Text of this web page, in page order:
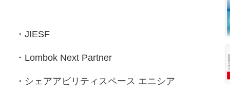
・ JIESF
・ Lombok Next Partner
・ シェアアビリティスペース エニシア